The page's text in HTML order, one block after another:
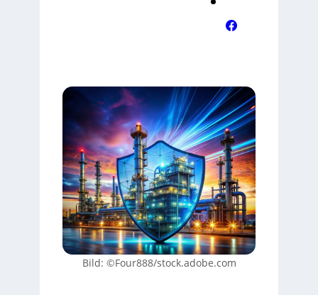
Bild: ©Four888/stock.adobe.com